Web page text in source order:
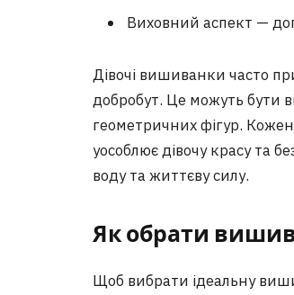
Виховний аспект —
Дівочі вишиванки часто
добробут. Це можуть бути
геометричних фігур.
уособлює дівочу красу та
воду та життєву силу.
Як обрати
Щоб вибрати ідеальну